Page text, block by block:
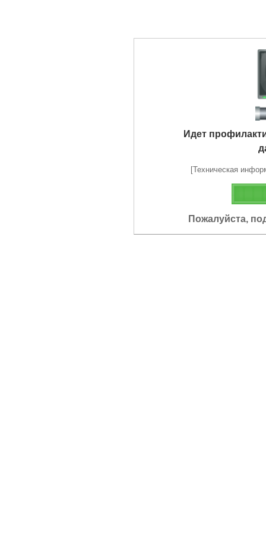
Идет
[Техническая
Пожалуйста,